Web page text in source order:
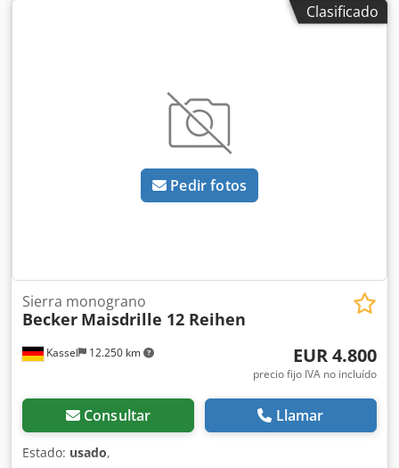
Clasificado
Pedir fotos
Kassel 12.250 km
Sierra monograno
Becker Maisdrille 12 Reihen
EUR 4.800
precio fijo IVA no incluído
Consultar Llamar
Estado: usado,